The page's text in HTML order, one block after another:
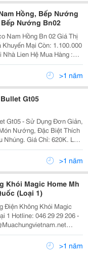
Hồng, Bếp Nướng
Tiệc Đứng Ngoài Trời , Bếp Nướng Bn02
Hồng Bn 02 Giá Thị
>1 năm
Gt05
Gt05 - Sử Dụng Đơn Giản,
Nướng, Đặc Biệt Thích
Giá Chỉ: 620K. Lh:
116 Ngõ 245 Định Công
Khói Bếp Lẩu
>1 năm
Khói Magic Home Mh
(Loại 1)
-
Hoặc
>1 năm